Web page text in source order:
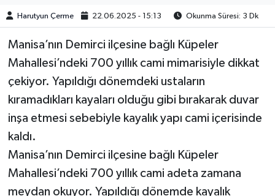
Harutyun Çerme 22.06.2025 - 15:13 Okunma Süresi: 3 Dk
Manisa’nın Demirci ilçesine bağlı Küpeler
Mahallesi’ndeki 700 yıllık cami mimarisiyle dikkat
çekiyor. Yapıldığı dönemdeki ustaların
kıramadıkları kayaları olduğu gibi bırakarak duvar
inşa etmesi sebebiyle kayalık yapı cami içerisinde
kaldı.
Manisa’nın Demirci ilçesine bağlı Küpeler
Mahallesi’ndeki 700 yıllık cami adeta zamana
meydan okuyor. Yapıldığı dönemde kayalık